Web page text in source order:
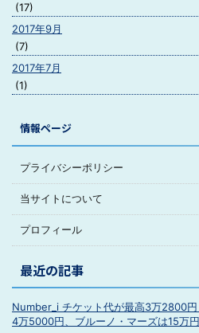
(17)
2017年9月
(7)
2017年7月
(1)
情報ページ
プライバシーポリシー
当サイトについて
プロフィール
最近の記事
Number_i チケット代が最高3万2800
4万5000円、ブルーノ・マーズは15万